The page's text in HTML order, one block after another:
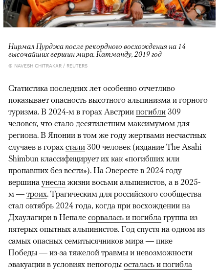
Нирмал Пурджа после рекордного восхождения на 14
высочайших вершин мира. Катманду, 2019 год
© NAVESH CHITRAKAR / REUTERS
Статистика последних лет особенно отчетливо
показывает опасность высотного альпинизма и горного
туризма. В 2024-м в горах Австрии погибли 309
человек, что стало десятилетним максимумом для
региона. В Японии в том же году жертвами несчастных
случаев в горах стали 300 человек (издание The Asahi
Shimbun классифицирует их как «погибших или
пропавших без вести»). На Эвересте в 2024 году
вершина унесла жизни восьми альпинистов, а в 2025-
м — троих. Трагическим для российского сообщества
стал октябрь 2024 года, когда при восхождении на
Дхаулагири в Непале сорвалась и погибла группа из
пятерых опытных альпинистов. Год спустя на одном из
самых опасных семитысячников мира — пике
Победы — из-за тяжелой травмы и невозможности
эвакуации в условиях непогоды осталась и погибла